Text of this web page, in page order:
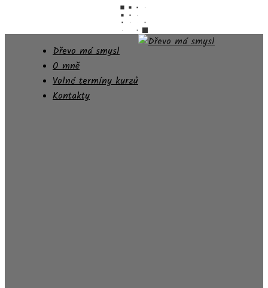
Dřevo má smysl
O mně
Volné termíny kurzů
Kontakty